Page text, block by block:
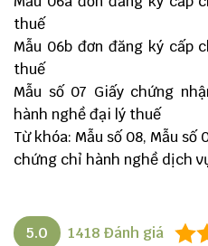
thuế
Mẫu 06b đơn đăng ký cấp
thuế
Mẫu số 07 Giấy chứng
hành nghề đại lý thuế
Từ khóa: Mẫu số 08, Mẫu
chứng chỉ hành nghề dịch
5.0 1418 Đánh giá